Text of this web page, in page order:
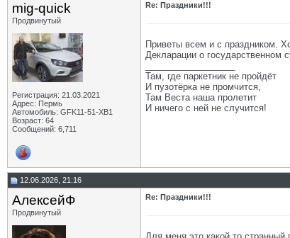
mig-quick
Продвинутый
Регистрация: 21.03.2021
Адрес: Пермь
Автомобиль: GFK11-51-ХВ1
Возраст: 64
Сообщений: 6,711
Re: Праздники!!!
Приветы всем и с праздником.
Декларации о государственном
Там, где паркетник не пройдёт
И пузотёрка не промчится,
Там Веста наша пролетит
И ничего с ней не случится!
12.06.2026, 21:16
АлексейФ
Продвинутый
Re: Праздники!!!